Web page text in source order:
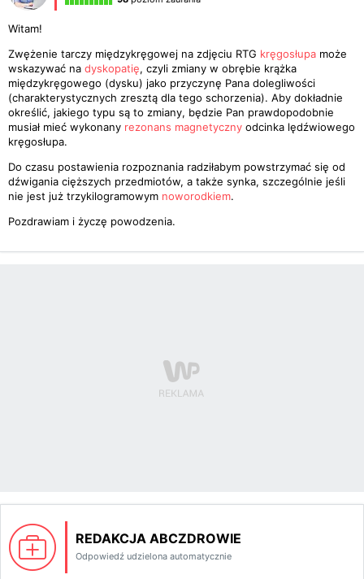
Witam!
Zwężenie tarczy międzykręgowej na zdjęciu RTG kręgosłupa może
wskazywać na dyskopatię, czyli zmiany w obrębie krążka
międzykręgowego (dysku) jako przyczynę Pana dolegliwości
(charakterystycznych zresztą dla tego schorzenia). Aby dokładnie
określić, jakiego typu są to zmiany, będzie Pan prawdopodobnie
musiał mieć wykonany rezonans magnetyczny odcinka lędźwiowego
kręgosłupa.
Do czasu postawienia rozpoznania radziłabym powstrzymać się od
dźwigania cięższych przedmiotów, a także synka, szczególnie jeśli
nie jest już trzykilogramowym noworodkiem.
Pozdrawiam i życzę powodzenia.
REDAKCJA ABCZDROWIE
Odpowiedź udzielona automatycznie